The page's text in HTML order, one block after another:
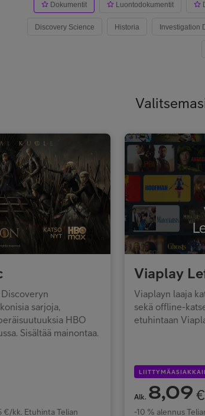
Dokumentit Luontodokumentit
Discovery Science Historia Investigation
sarjoja,
HBO
Sisältää mainontaa.
€/kk. Etuhinta Telian
Viaplay
Viaplayn laaja
sekä offline-
etuhintaan
Alk. 8,09
-10 % alennus